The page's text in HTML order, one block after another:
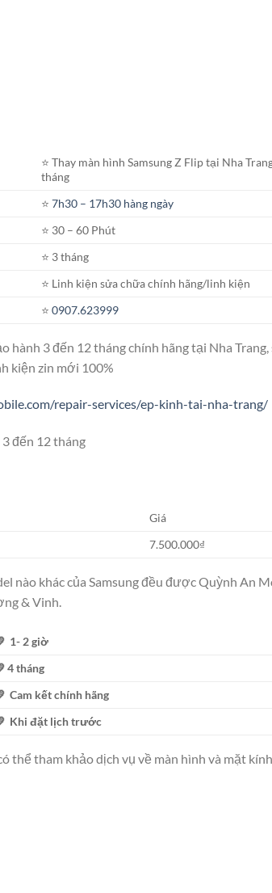
⭐️ Thay màn hình Samsung Z Flip tại Nha
tháng
⭐️7h30 – 17h30 hàng ngày
⭐️ 30 – 60 Phút
⭐️ 3 tháng
⭐️ Linh kiện sửa chữa chính hãng/linh kiện
⭐️0907.623999
hành 3 đến 12 tháng chính hãng tại Nha
kiện zin mới 100%
repair-services/ep-kinh-tai-nha-trang/
3 đến 12 tháng
Giá
7.500.000₫
nào khác của Samsung đều được Quỳnh An
& Vinh.
1- 2 giờ
4 tháng
Cam kết chính hãng
Khi đặt lịch trước
thể tham khảo dịch vụ về màn hình và mặt